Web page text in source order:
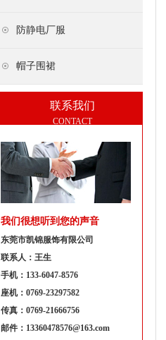
防静电厂服
帽子围裙
联系我们
CONTACT
我们很想听到您的声音
东莞市凯锦服饰有限公司
联系人：王生
手机：133-6047-8576
座机：0769-23297582
传真：0769-21666756
邮件：13360478576@163.com